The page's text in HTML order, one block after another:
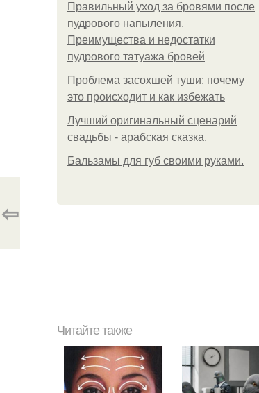
Правильный уход за бровями после
пудрового напыления.
Преимущества и недостатки
пудрового татуажа бровей
Проблема засохшей туши: почему
это происходит и как избежать
Лучший оригинальный сценарий
свадьбы - арабская сказка.
Бальзамы для губ своими руками.
⇦
Читайте также